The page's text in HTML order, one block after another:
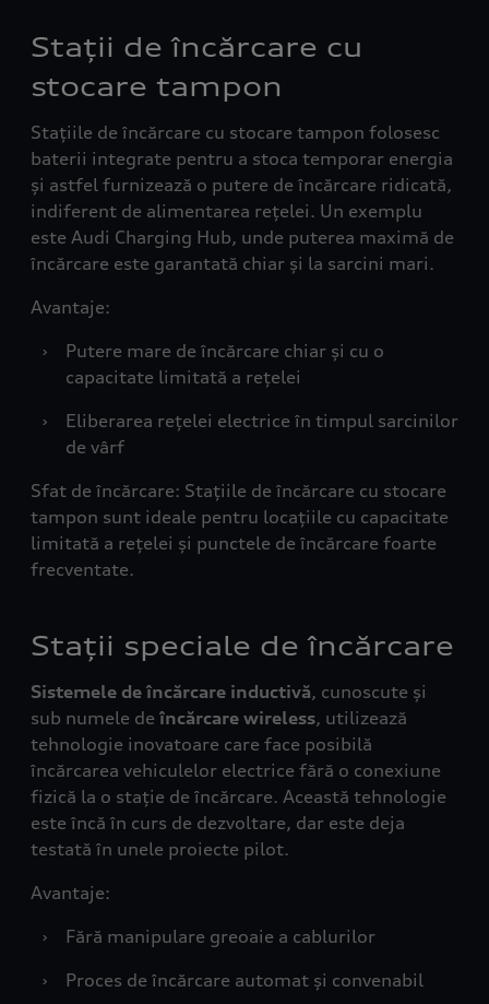
Stații de încărcare cu
stocare tampon
Stațiile de încărcare cu stocare tampon folosesc
baterii integrate pentru a stoca temporar energia
și astfel furnizează o putere de încărcare ridicată,
indiferent de alimentarea rețelei. Un exemplu
este Audi Charging Hub, unde puterea maximă de
încărcare este garantată chiar și la sarcini mari.
Avantaje:
›
Putere mare de încărcare chiar și cu o
capacitate limitată a rețelei
›
Eliberarea rețelei electrice în timpul sarcinilor
de vârf
Sfat de încărcare: Stațiile de încărcare cu stocare
tampon sunt ideale pentru locațiile cu capacitate
limitată a rețelei și punctele de încărcare foarte
frecventate.
Stații speciale de încărcare
Sistemele de încărcare inductivă, cunoscute și
sub numele de încărcare wireless, utilizează
tehnologie inovatoare care face posibilă
încărcarea vehiculelor electrice fără o conexiune
fizică la o stație de încărcare. Această tehnologie
este încă în curs de dezvoltare, dar este deja
testată în unele proiecte pilot.
Avantaje:
›
Fără manipulare greoaie a cablurilor
›
Proces de încărcare automat și convenabil